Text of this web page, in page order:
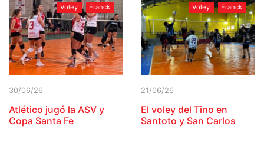
Voley Franck
30/06/26
Atlético jugó la ASV y
Copa Santa Fe
Voley Franck
21/06/26
El voley del Tino en
Santoto y San Carlos